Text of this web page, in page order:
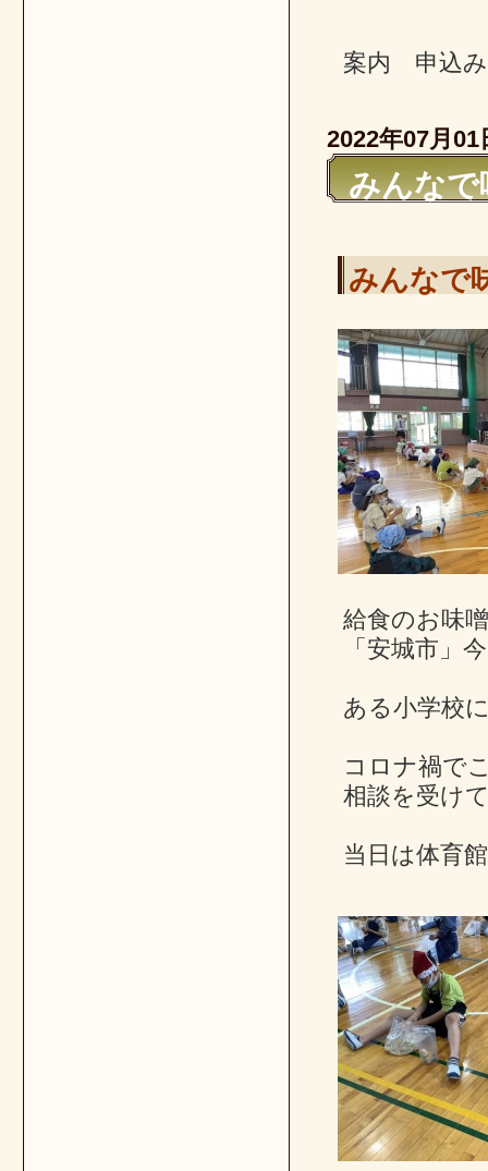
案内 申込
2022年07月01
みんなで
みんなで
給食のお味
「安城市」
ある小学校
コロナ禍で
相談を受け
当日は体育